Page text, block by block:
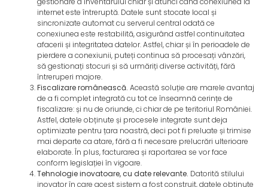
internet este întreruptă. Datele sunt stocate local și
sincronizate automat cu serverul central odată ce
conexiunea este restabilită, asigurând astfel continuitatea
afacerii și integritatea datelor. Astfel, chiar și în perioadele de
pierdere a conexiunii, puteți continua să procesați vânzări,
să gestionați stocuri și să urmăriți diverse activități, fără
întreruperi majore.
Fiscalizare românească.Această soluție are marele avantaj
de a fi complet integrată cu tot ce înseamnă cerințe de
fiscalizare: și nu de oriunde, ci chiar de pe teritoriul României.
Astfel, datele obținute și procesele integrate sunt deja
optimizate pentru țara noastră, deci pot fi preluate și trimise
mai departe ca atare, fără a fi necesare prelucrări ulterioare
elaborate. În plus, facturarea și raportarea se vor face
conform legislației în vigoare.
Tehnologie inovatoare, cu date relevante. Datorită stilului
inovator în care acest sistem a fost construit, datele obținute